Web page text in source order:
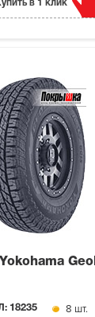
в 1 клик
18235 8 шт.